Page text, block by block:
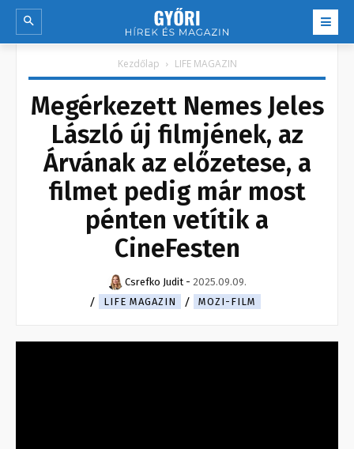
Kezdőlap LIFE MAGAZIN
Megérkezett Nemes Jeles
László új filmjének, az
Árvának az előzetese, a
filmet pedig már most
pénten vetítik a
CineFesten
Csrefko Judit - 2025.09.09.
LIFE MAGAZIN
MOZI-FILM